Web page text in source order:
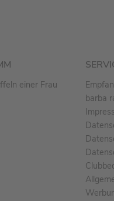
einer Frau
barba